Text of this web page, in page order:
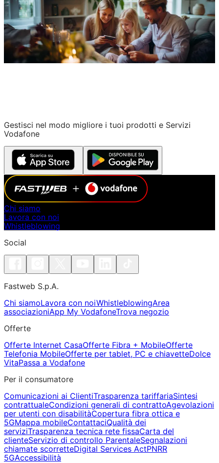
Gestisci nel modo migliore i tuoi prodotti e Servizi
Vodafone
Chi siamo
Lavora con noi
Whistleblowing
Social
Fastweb S.p.A.
Chi siamoLavora con noiWhistleblowingArea
associazioniApp My VodafoneTrova negozio
Offerte
Offerte Internet CasaOfferte Fibra + MobileOfferte
Telefonia MobileOfferte per tablet, PC e chiavetteDolce
VitaPassa a Vodafone
Per il consumatore
Comunicazioni ai ClientiTrasparenza tariffariaSintesi
contrattualeCondizioni generali di contrattoAgevolazioni
per utenti con disabilitàCopertura fibra ottica e
5GMappa mobileContattaciQualità dei
serviziTrasparenza tecnica rete fissaCarta del
clienteServizio di controllo ParentaleSegnalazioni
chiamate scorretteDigital Services ActPNRR
5GAccessibilità